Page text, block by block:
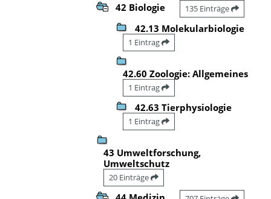
42 Biologie 135 Einträge
42.13 Molekularbiologie
1 Eintrag
42.60 Zoologie: Allgemeines
1 Eintrag
42.63 Tierphysiologie
1 Eintrag
43 Umweltforschung,
Umweltschutz
20 Einträge